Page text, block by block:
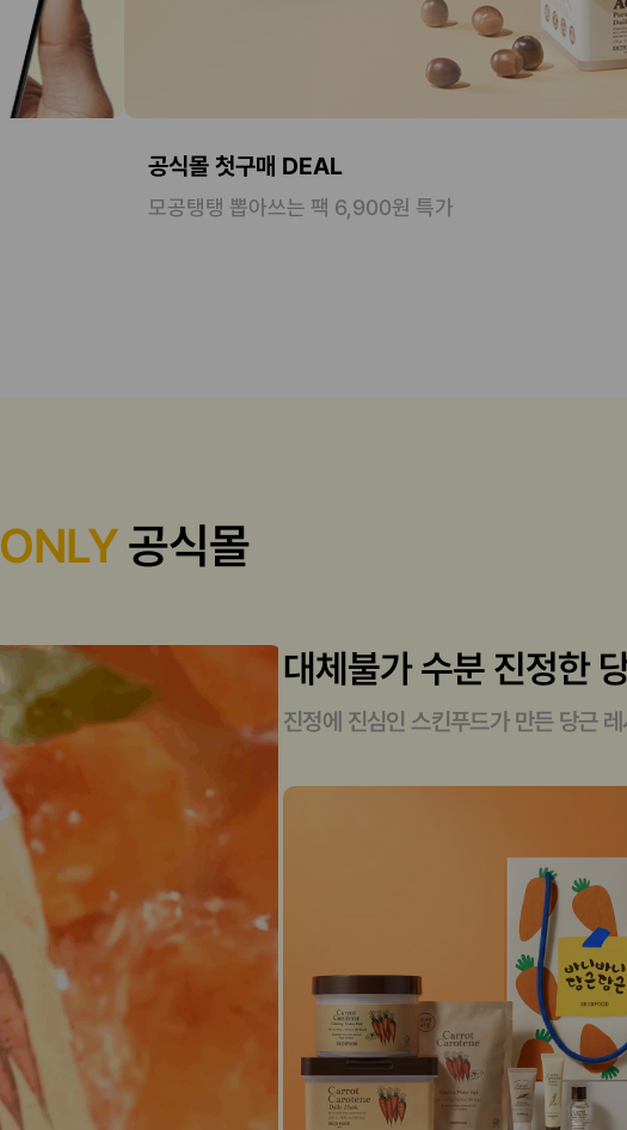
공식몰 첫구매 DEAL
모공탱탱 뽑아쓰는 팩 6,900원 특가
ONLY공식몰
대체불가 수분 진정한
진정에 진심인 스킨푸드가 만든 당근 레